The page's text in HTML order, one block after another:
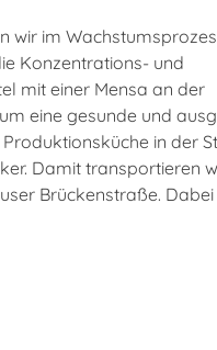
wir im
Konzentrations- und
mit einer Mensa an der
eine gesunde und
in der
Damit transportieren
Brückenstraße. Dabei